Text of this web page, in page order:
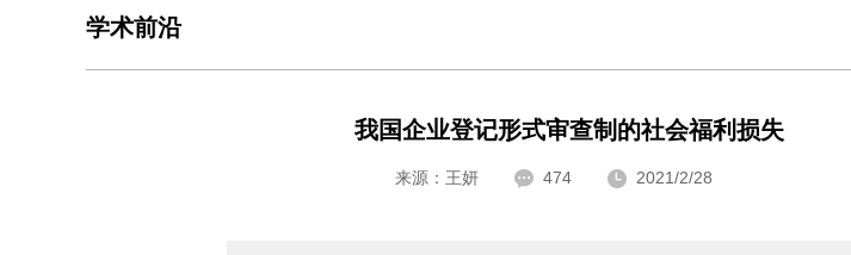
学术前沿
我国企业登记形式审查制的社会福利损失
来源：王妍 474 2021/2/28